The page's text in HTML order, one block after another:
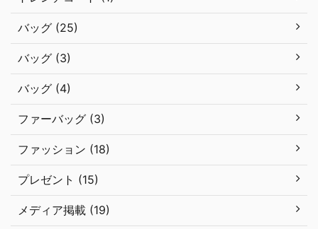
バッグ (25)
バッグ (3)
バッグ (4)
ファーバッグ (3)
ファッション (18)
プレゼント (15)
メディア掲載 (19)